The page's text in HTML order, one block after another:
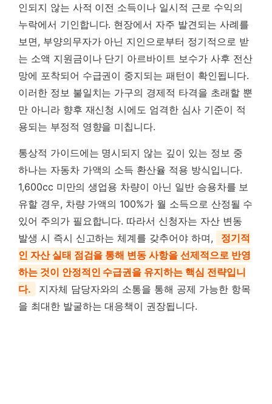
인되지 않는 사적 이전 소득이나 일시적 근로 수익의
누락에서 기인합니다. 현장에서 자주 발견되는 사례를
보면, 부양의무자가 아닌 지인으로부터 정기적으로 받
는 소액 지원금이나 단기 아르바이트 보수가 사후 전산
망에 포착되어 수급권이 중지되는 패턴이 확인됩니다.
이러한 정보 불일치는 가구의 경제적 타격을 초래할 뿐
만 아니라 향후 재신청 시에도 엄격한 심사 기준이 적
용되는 부정적 영향을 미칩니다.
통상적 가이드에는 명시되지 않는 깊이 있는 정보 중
하나는 자동차 가액의 소득 환산율 적용 방식입니다.
1,600cc 미만의 생업용 차량이 아닌 일반 승용차를 보
유할 경우, 차량 가액의 100%가 월 소득으로 산정될 수
있어 주의가 필요합니다. 따라서 신청자는 자산 변동
발생 시 즉시 신고하는 체계를 갖추어야 하며,
정기적
인 자산 실태 점검을 통해 변동 사항을 선제적으로 반영
하는 것이 안정적인 수급권을 유지하는 핵심 전략입니
다.
지자체 담당자와의 소통을 통해 공제 가능한 항목
을 최대한 발굴하는 대응책이 권장됩니다.